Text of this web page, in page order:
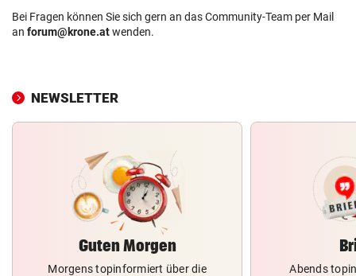
Bei Fragen können Sie sich gern an das Community-Team per Mail
an forum@krone.atwenden.
NEWSLETTER
Guten Morgen
Morgens topinformiert über die
Abends